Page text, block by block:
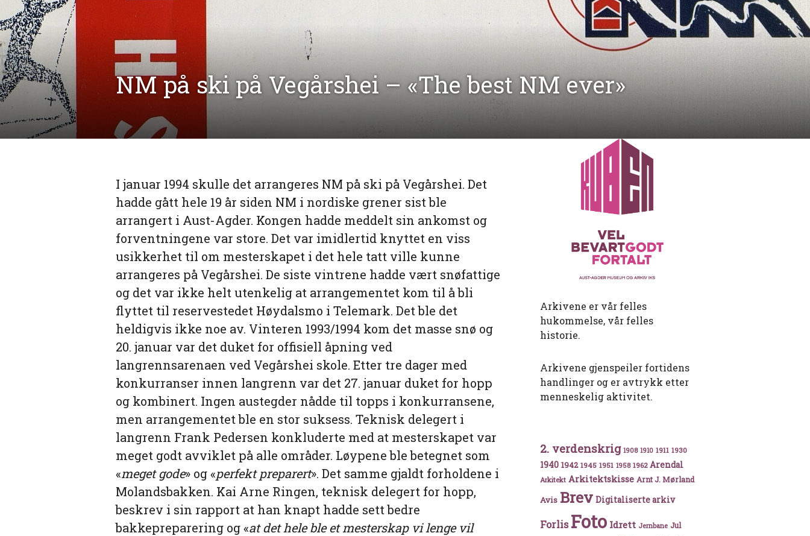
NM på ski på Vegårshei – «The best NM ever»
I januar 1994 skulle det arrangeres NM på ski på Vegårshei. Det
hadde gått hele 19 år siden NM i nordiske grener sist ble
arrangert i Aust-Agder. Kongen hadde meddelt sin ankomst og
forventningene var store. Det var imidlertid knyttet en viss
usikkerhet til om mesterskapet i det hele tatt ville kunne
arrangeres på Vegårshei. De siste vintrene hadde vært snøfattige
og det var ikke helt utenkelig at arrangementet kom til å bli
flyttet til reservestedet Høydalsmo i Telemark. Det ble det
heldigvis ikke noe av. Vinteren 1993/1994 kom det masse snø og
20. januar var det duket for offisiell åpning ved
langrennsarenaen ved Vegårshei skole. Etter tre dager med
konkurranser innen langrenn var det 27. januar duket for hopp
og kombinert. Ingen austegder nådde til topps i konkurransene,
men arrangementet ble en stor suksess. Teknisk delegert i
langrenn Frank Pedersen konkluderte med at mesterskapet var
meget godt avviklet på alle områder. Løypene ble betegnet som
«meget gode» og «perfekt preparert». Det samme gjaldt forholdene i
Molandsbakken. Kai Arne Ringen, teknisk delegert for hopp,
beskrev i sin rapport at han knapt hadde sett bedre
bakkepreparering og «at det hele ble et mesterskap vi lenge vil
Arkivene er vår felles
hukommelse, vår felles
historie.
Arkivene gjenspeiler fortidens
handlinger og er avtrykk etter
menneskelig aktivitet.
2. verdenskrig 1908 1910 1911 1930
1940 1942 1945 1951 1958 1962 Arendal
Arkitekt Arkitektskisse Arnt J. Mørland
Avis Brev Digitaliserte arkiv
Forlis Foto Idrett Jernbane Jul